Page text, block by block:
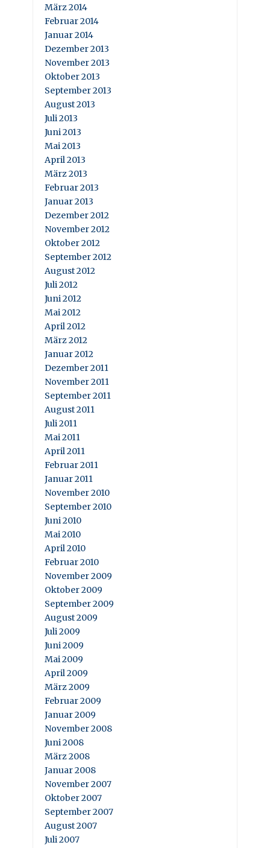
März 2014
Februar 2014
Januar 2014
Dezember 2013
November 2013
Oktober 2013
September 2013
August 2013
Juli 2013
Juni 2013
Mai 2013
April 2013
März 2013
Februar 2013
Januar 2013
Dezember 2012
November 2012
Oktober 2012
September 2012
August 2012
Juli 2012
Juni 2012
Mai 2012
April 2012
März 2012
Januar 2012
Dezember 2011
November 2011
September 2011
August 2011
Juli 2011
Mai 2011
April 2011
Februar 2011
Januar 2011
November 2010
September 2010
Juni 2010
Mai 2010
April 2010
Februar 2010
November 2009
Oktober 2009
September 2009
August 2009
Juli 2009
Juni 2009
Mai 2009
April 2009
März 2009
Februar 2009
Januar 2009
November 2008
Juni 2008
März 2008
Januar 2008
November 2007
Oktober 2007
September 2007
August 2007
Juli 2007